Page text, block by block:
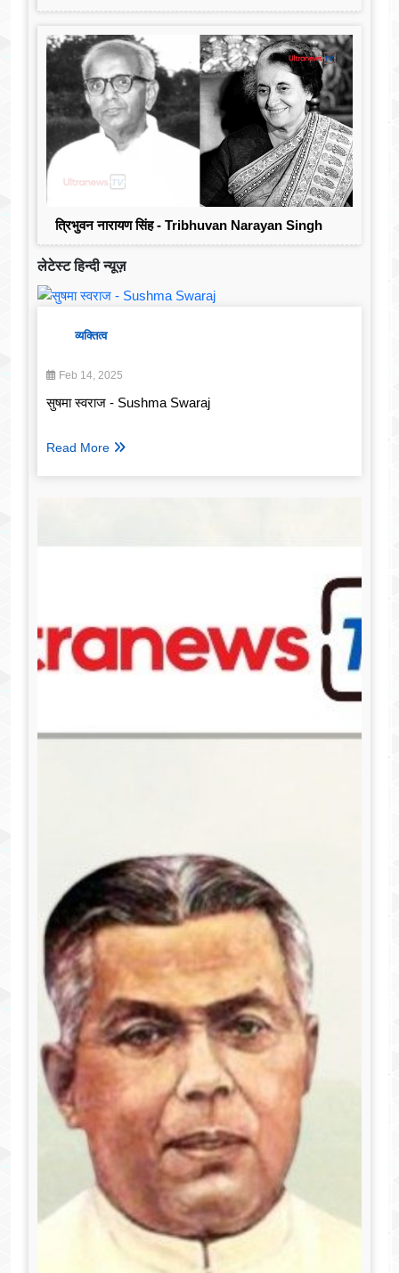
त्रिभुवन नारायण सिंह - Tribhuvan Narayan Singh
लेटेस्ट हिन्दी न्यूज़
व्यक्तित्व
Feb 14, 2025
सुषमा स्वराज - Sushma Swaraj
Read More